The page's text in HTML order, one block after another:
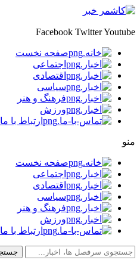
Facebook TwitterYoutube
صفحه نخست
اجتماعی
اقتصادی
سیاسی
فرهنگ و هنر
ورزش
ارتباط با ما
منو
صفحه نخست
اجتماعی
اقتصادی
سیاسی
فرهنگ و هنر
ورزش
ارتباط با ما